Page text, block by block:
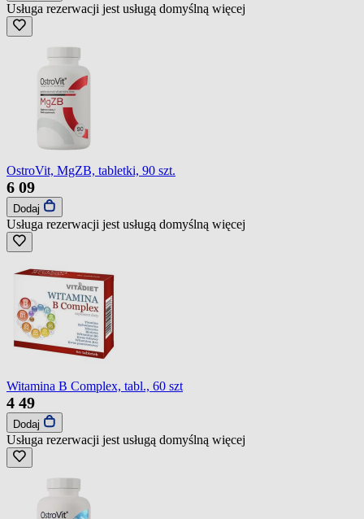
Usługa rezerwacji jest usługą domyślną więcej
OstroVit, MgZB, tabletki, 90 szt.
6 09
Dodaj
Usługa rezerwacji jest usługą domyślną więcej
Witamina B Complex, tabl., 60 szt
4 49
Dodaj
Usługa rezerwacji jest usługą domyślną więcej